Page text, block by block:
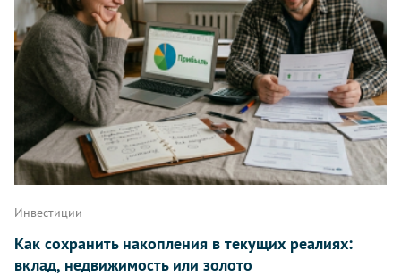
Инвестиции
Как сохранить накопления в текущих реалиях:
вклад, недвижимость или золото